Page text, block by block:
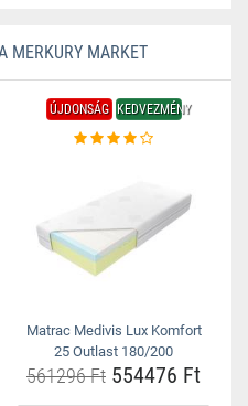
MERKURY MARKET
ÚJDONSÁG KEDVEZMÉNY
Matrac Medivis Lux Komfort
25 Outlast 180/200
561296 Ft 554476 Ft